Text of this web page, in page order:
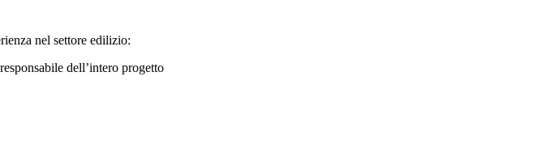
nel settore edilizio:
dell’intero progetto